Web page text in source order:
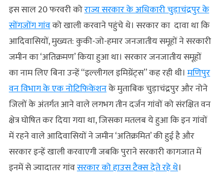
इस साल 20 फरवरी कोराज्य सरकार के अधिकारी चुड़ाचंद्रपुर के
सोंगजोंग गांवको खाली करवाने पहुंचे थे। सरकार का दावा था कि
आदिवासियों, मुख्यत: कुकी-जो-हमार जनजातीय समूहों ने सरकारी
जमीन का ‘अतिक्रमण’ किया हुआ था। सरकार जनजातीय समूहों
का नाम लिए बिना उन्‍हें “इल्‍लीगल इमिग्रेंट्स” कह रही थी। मणिपुर
वन विभाग के एक नोटिफिकेशनके मुताबिक चुड़ाचंद्रपुर और नोने
जिलों के अंतर्गत आने वाले लगभग तीन दर्जन गांवों को संरक्षित वन
क्षेत्र घोषित कर दिया गया था, जिसका मतलब ये हुआ कि इन गांवों
में रहने वाले आदिवासियों ने जमीन ‘अतिक्रमित’ की हुई है और
सरकार इन्हें खाली करवाएगी जबकि पुराने सरकारी कागजात में
इनमें से ज्यादातर गांवसरकार को हाउस टैक्स देते रहे थे।